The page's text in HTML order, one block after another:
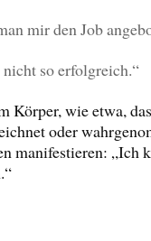
mir den Job
so erfolgreich.“
Körper, wie etwa,
oder
manifestieren: „Ich